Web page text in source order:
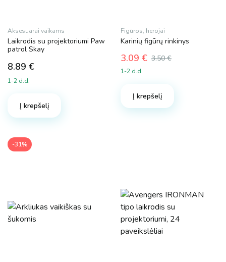
Aksesuarai vaikams
Laikrodis su projektoriumi Paw
patrol Skay
8.89 €
1-2 d.d.
Į krepšelį
Figūros, herojai
Karinių figūrų rinkinys
3.50€
Original
price
3.50 €.
3.09 €
Current
price
3.09 €.
1-2 d.d.
Į krepšelį
-31%